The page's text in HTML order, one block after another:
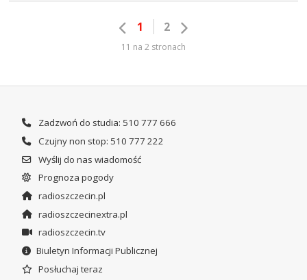
1 2
11 na 2 stronach
Zadzwoń do studia: 510 777 666
Czujny non stop: 510 777 222
Wyślij do nas wiadomość
Prognoza pogody
radioszczecin.pl
radioszczecinextra.pl
radioszczecin.tv
Biuletyn Informacji Publicznej
Posłuchaj teraz